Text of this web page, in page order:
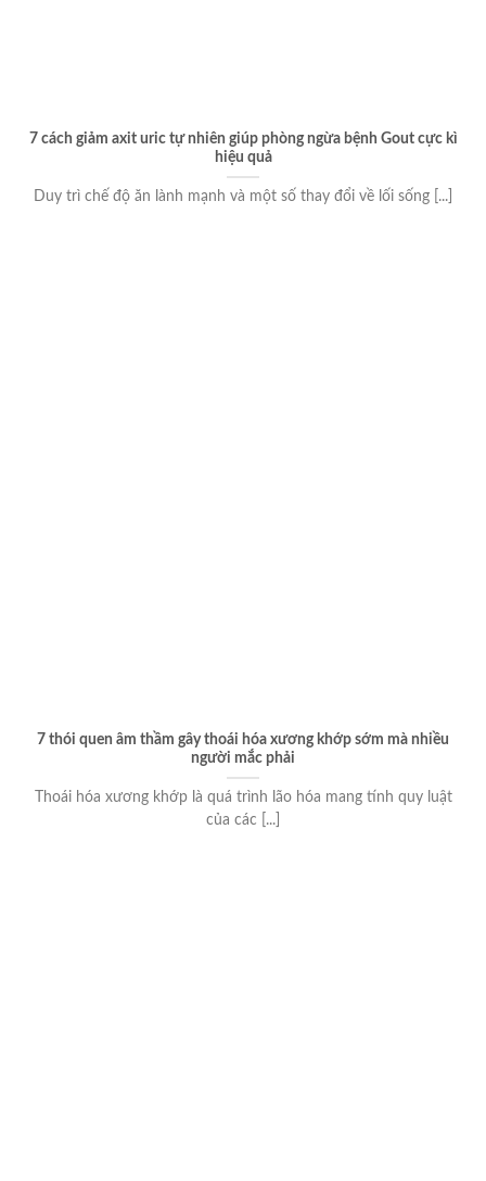
7 cách giảm axit uric tự nhiên giúp phòng ngừa bệnh Gout cực kì
hiệu quả
Duy trì chế độ ăn lành mạnh và một số thay đổi về lối sống [...]
7 thói quen âm thầm gây thoái hóa xương khớp sớm mà nhiều
người mắc phải
Thoái hóa xương khớp là quá trình lão hóa mang tính quy luật
của các [...]